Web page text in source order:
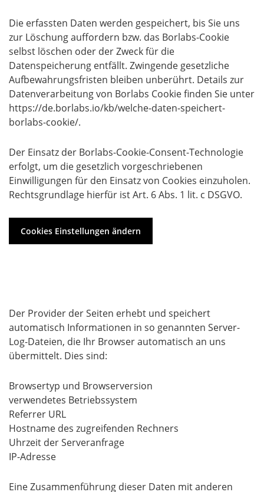
Die erfassten Daten werden gespeichert, bis Sie uns
zur Löschung auffordern bzw. das Borlabs-Cookie
selbst löschen oder der Zweck für die
Datenspeicherung entfällt. Zwingende gesetzliche
Aufbewahrungsfristen bleiben unberührt. Details zur
Datenverarbeitung von Borlabs Cookie finden Sie unter
https://de.borlabs.io/kb/welche-daten-speichert-
borlabs-cookie/.
Der Einsatz der Borlabs-Cookie-Consent-Technologie
erfolgt, um die gesetzlich vorgeschriebenen
Einwilligungen für den Einsatz von Cookies einzuholen.
Rechtsgrundlage hierfür ist Art. 6 Abs. 1 lit. c DSGVO.
Cookies Einstellungen ändern
Der Provider der Seiten erhebt und speichert
automatisch Informationen in so genannten Server-
Log-Dateien, die Ihr Browser automatisch an uns
übermittelt. Dies sind:
Browsertyp und Browserversion
verwendetes Betriebssystem
Referrer URL
Hostname des zugreifenden Rechners
Uhrzeit der Serveranfrage
IP-Adresse
Eine Zusammenführung dieser Daten mit anderen